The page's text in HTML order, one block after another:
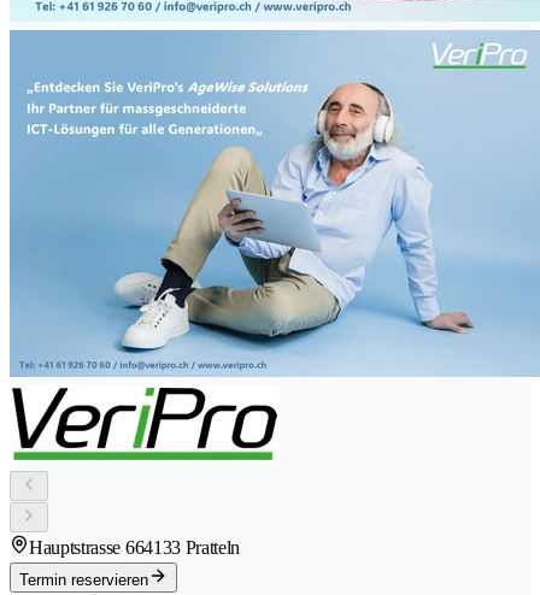
Hauptstrasse 664133 Pratteln
Termin reservieren